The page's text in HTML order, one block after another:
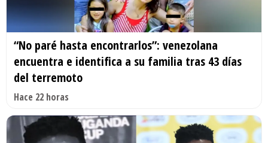
“No paré hasta encontrarlos”: venezolana
encuentra e identifica a su familia tras 43 días
del terremoto
Hace 22 horas